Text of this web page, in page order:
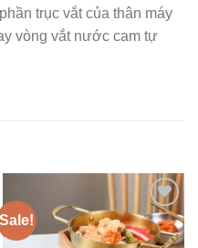
trục vắt của thân máy
vòng vắt nước cam tự
Sale!
Add to
wishlist